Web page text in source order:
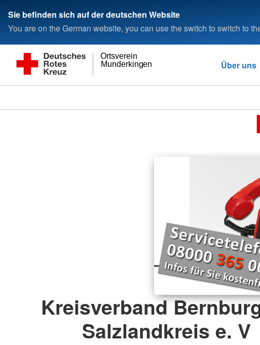
Sie befinden sich auf der deutschen Website
You are on the German website, you can use the switch to switch to
Munderkingen
Ortsverein
Über uns
Kreisverband
Salzlandkreis e. V